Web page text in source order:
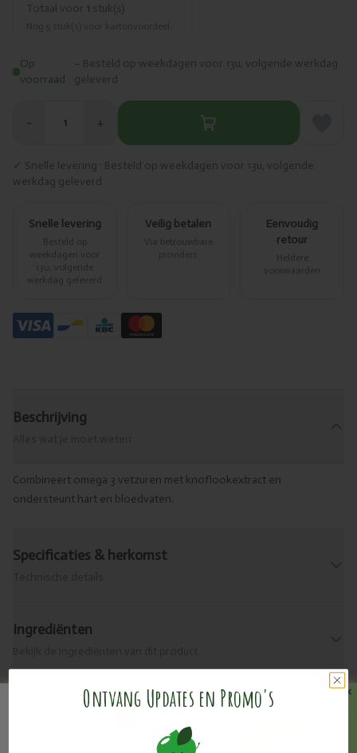
Totaal voor 1 stuk(s)
Op
voorraad
– Besteld op weekdagen voor 13u, volgende werkdag
geleverd
− 1 +
✓ Snelle levering · Besteld op weekdagen voor 13u, volgende
werkdag geleverd
Snelle levering
Besteld op
weekdagen voor
13u, volgende
werkdag geleverd
Veilig betalen
Via betrouwbare
providers
Eenvoudig
retour
Heldere
voorwaarden
Beschrijving
Combineert omega 3 vetzuren met knoflookextract en
ondersteunt hart en bloedvaten.
Specificaties & herkomst
Ingrediënten
Ontvang Updates en Promo's